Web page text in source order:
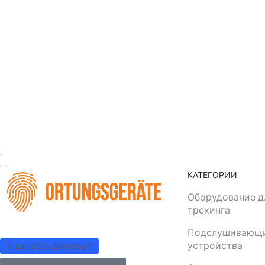
У вас есть вопросы?
КАТЕГОРИИ
Оборудование
трекинга
устройства